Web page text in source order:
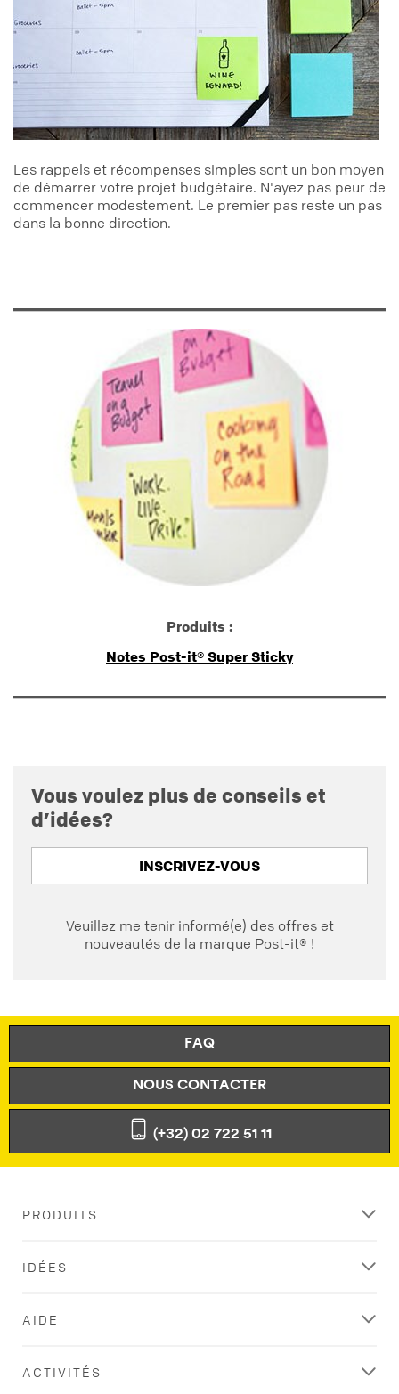
Les rappels et récompenses simples sont un bon moyen
de démarrer votre projet budgétaire. N'ayez pas peur de
commencer modestement. Le premier pas reste un pas
dans la bonne direction.
Produits :
Notes Post-it® Super Sticky
Vous voulez plus de conseils et
d’idées?
INSCRIVEZ-VOUS
Veuillez me tenir informé(e) des offres et
nouveautés de la marque Post-it® !
FAQ
NOUS CONTACTER
(+32) 02 722 51 11
PRODUITS
IDÉES
AIDE
ACTIVITÉS